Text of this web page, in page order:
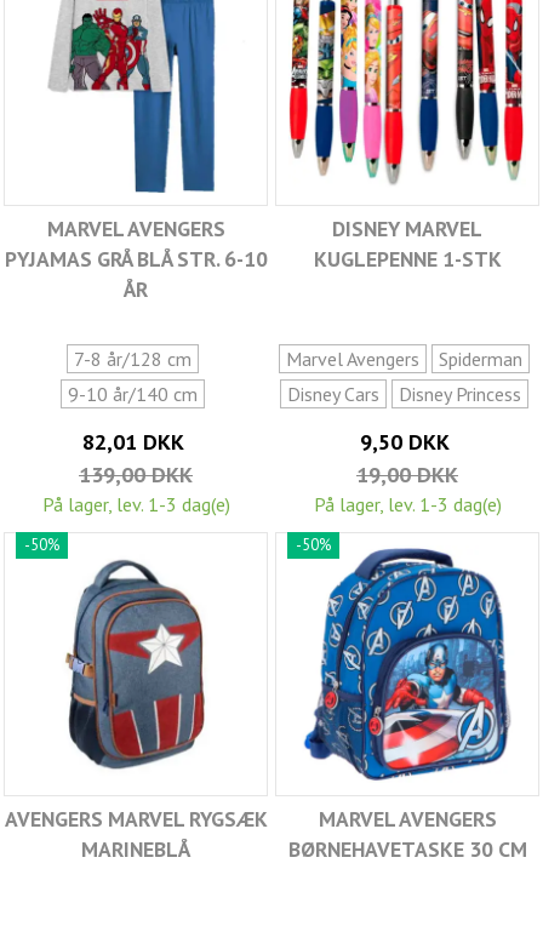
MARVEL AVENGERS
PYJAMAS GRÅ BLÅ STR. 6-10
ÅR
7-8 år/128 cm
9-10 år/140 cm
82,01 DKK
139,00 DKK
På lager, lev. 1-3 dag(e)
DISNEY MARVEL
KUGLEPENNE 1-STK
Marvel Avengers
Spiderman
Disney Cars
Disney Princess
9,50 DKK
19,00 DKK
På lager, lev. 1-3 dag(e)
-50%
AVENGERS MARVEL RYGSÆK
MARINEBLÅ
-50%
MARVEL AVENGERS
BØRNEHAVETASKE 30 CM